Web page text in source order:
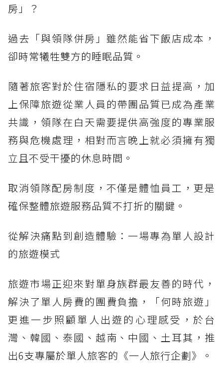
房」？
過去「與領隊併房」雖然能省下飯店成本，
卻時常犧牲雙方的睡眠品質。
隨著旅客對於住宿隱私的要求日益提高，加
上保障旅遊從業人員的帶團品質已成為產業
共識，領隊在白天需要提供高強度的專業服
務與危機處理，相對而言晚上就必須擁有獨
立且不受干擾的休息時間。
取消領隊配房制度，不僅是體恤員工，更是
確保整體旅遊服務品質不打折的關鍵。
從解決痛點到創造體驗：一場專為單人設計
的旅遊模式
旅遊市場正迎來對單身族群最友善的時代，
解決了單人房費的團費負擔，「何時旅遊」
更進一步照顧單人出遊的心理感受，於台
灣、韓國、泰國、越南、中國、土耳其，推
出6支專屬於單人旅客的《一人旅行企劃》。